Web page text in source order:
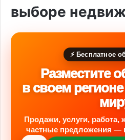
выборе
⚡ Бесплатное
Разместите
в своем
Продажи, услуги, работа,
частные предложения —